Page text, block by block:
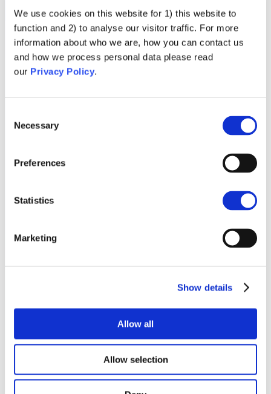
We use cookies on this website for 1) this website to
function and 2) to analyse our visitor traffic. For more
information about who we are, how you can contact us
and how we process personal data please read
our Privacy Policy.
Selection
Necessary
Preferences
Statistics
Marketing
Show details
Allow all
Allow selection
Liste der Mitwirkenden